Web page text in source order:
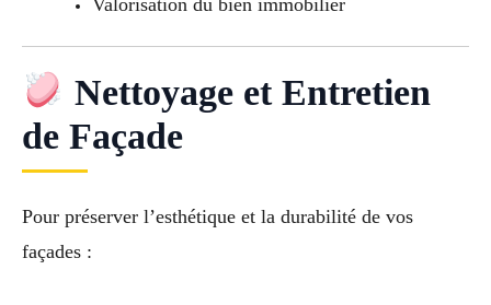
Nettoyage et Entretien
de Façade
Pour préserver l’esthétique et la durabilité de vos
façades :